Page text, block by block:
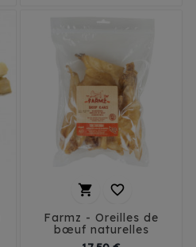
 
Farmz - Oreilles de
bœuf naturelles